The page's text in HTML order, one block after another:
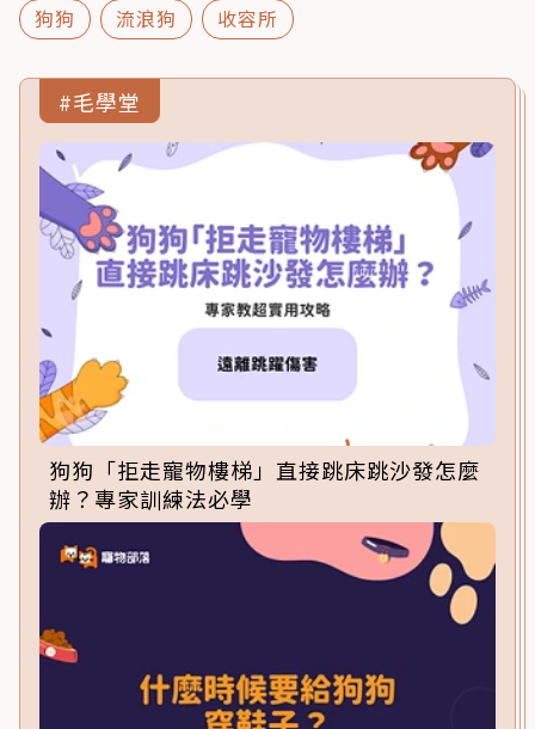
狗狗 流浪狗 收容所
#毛學堂
狗狗「拒走寵物樓梯」直接跳床跳沙發怎麼
辦？專家訓練法必學